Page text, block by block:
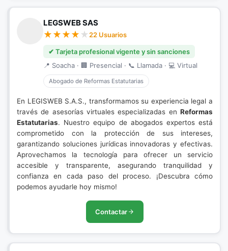
LEGSWEB SAS
22 Usuarios
✔ Tarjeta profesional vigente y sin sanciones
📍 Soacha · 🏢 Presencial · 📞 Llamada · 💻 Virtual
Abogado de Reformas Estatutarias
En LEGISWEB S.A.S., transformamos su experiencia legal a
través de asesorías virtuales especializadas en Reformas
Estatutarias. Nuestro equipo de abogados expertos está
comprometido con la protección de sus intereses,
garantizando soluciones jurídicas innovadoras y efectivas.
Aprovechamos la tecnología para ofrecer un servicio
accesible y transparente, asegurando tranquilidad y
confianza en cada paso del proceso. ¡Descubra cómo
podemos ayudarle hoy mismo!
Contactar